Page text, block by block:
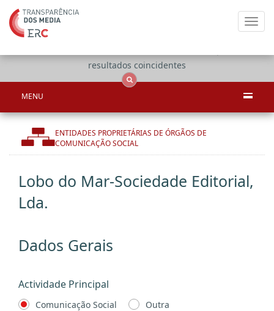
resultados coincidentes
MENU
ENTIDADES PROPRIETÁRIAS DE ÓRGÃOS DE
COMUNICAÇÃO SOCIAL
Lobo do Mar-Sociedade Editorial,
Lda.
Dados Gerais
Actividade Principal
Comunicação Social Outra